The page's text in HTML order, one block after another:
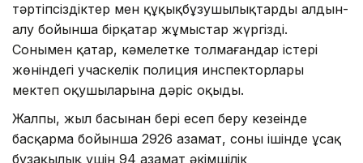
тәртіпсіздіктер мен құқықбұзушылықтардың алдын-
алу бойынша бірқатар жұмыстар жүргізді.
Сонымен қатар, кәмелетке толмағандар істері
жөніндегі учаскелік полиция инспекторлары
мектеп оқушыларына дәріс оқыды.
Жалпы, жыл басынан бері есеп беру кезеңінде
басқарма бойынша 2926 азамат, соның ішінде ұсақ
бұзақылық үшін 94 азамат әкімшілік